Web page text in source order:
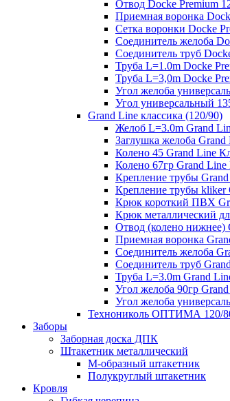
Отвод Docke Premium
Приемная воронка
Сетка воронки Docke
Соединитель желоба
Соединитель труб
Труба L=1.0m Docke
Труба L=3,0m Docke
Угол желоба
Угол универсальный
Grand Line классика (120/90)
Желоб L=3.0m Grand
Заглушка желоба
Колено 45 Grand Line
Колено 67гр Grand Line
Крепление трубы
Крепление трубы kliker
Крюк короткий ПВХ
Крюк металлический
Отвод (колено нижнее)
Приемная воронка
Соединитель желоба
Соединитель труб
Труба L=3.0m Grand
Угол желоба 90гр
Угол желоба
Технониколь ОПТИМА 120/
Заборы
Заборная доска ДПК
Штакетник металлический
М-образный штакетник
Полукруглый штакетник
Кровля